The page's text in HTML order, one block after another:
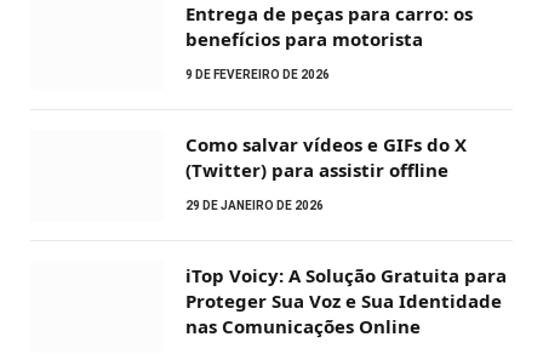
Entrega de peças para carro: os
benefícios para motorista
9 DE FEVEREIRO DE 2026
Como salvar vídeos e GIFs do X
(Twitter) para assistir offline
29 DE JANEIRO DE 2026
iTop Voicy: A Solução Gratuita para
Proteger Sua Voz e Sua Identidade
nas Comunicações Online